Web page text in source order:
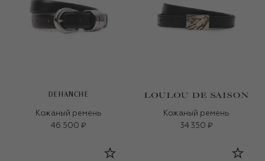
DEHANCHE
Кожаный ремень
46 500 ₽
Кожаный ремень
34 350 ₽